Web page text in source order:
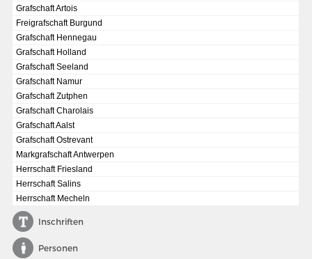
DIE NATIONALVERSAMMLUNG IN DER PAULSKIRCHE 1848
Fraktionen und Abgeordnete
Details und Debatten
Politische Ziele der Fraktionen
Fragen und Antworten
Grafschaft Artois
Freigrafschaft Burgund
Grafschaft Hennegau
Grafschaft Holland
Grafschaft Seeland
Grafschaft Namur
Grafschaft Zutphen
Grafschaft Charolais
Grafschaft Aalst
Grafschaft Ostrevant
Markgrafschaft Antwerpen
Herrschaft Friesland
Herrschaft Salins
Herrschaft Mecheln
Inschriften
Personen